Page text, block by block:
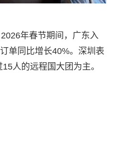
年春节期间，广东入
单同比增长40%。深圳表
人的远程国大团为主。